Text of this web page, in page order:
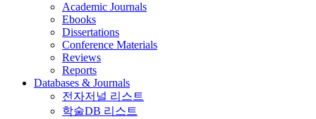
Academic Journals
Ebooks
Dissertations
Conference Materials
Reviews
Reports
Databases & Journals
전자저널 리스트
학술DB 리스트